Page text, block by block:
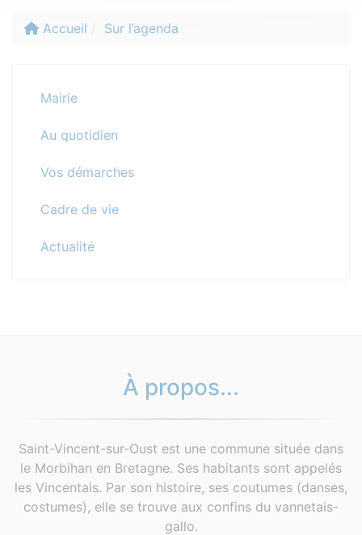
Accueil Sur l’agenda
Mairie
Au quotidien
Vos démarches
Cadre de vie
Actualité
À propos...
Saint-Vincent-sur-Oust est une commune située dans
le Morbihan en Bretagne. Ses habitants sont appelés
les Vincentais. Par son histoire, ses coutumes (danses,
costumes), elle se trouve aux confins du vannetais-
gallo.